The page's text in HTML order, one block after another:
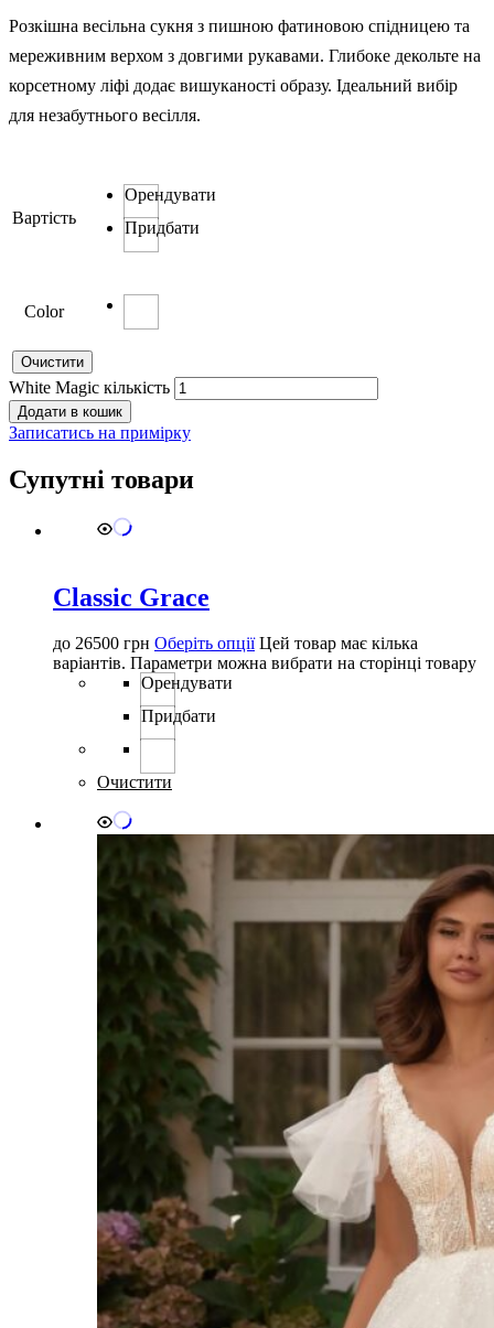
Розкішна весільна сукня з пишною фатиновою спідницею та
мереживним верхом з довгими рукавами. Глибоке декольте на
корсетному ліфі додає вишуканості образу. Ідеальний вибір
для незабутнього весілля.
Вартість
Орендувати
Придбати
Color
Очистити
White Magic кількість
Додати в кошик
Записатись на примірку
Супутні товари
Classic Grace
до 26500 грн Оберіть опції Цей товар має кілька
варіантів. Параметри можна вибрати на сторінці товару
Орендувати
Придбати
Очистити